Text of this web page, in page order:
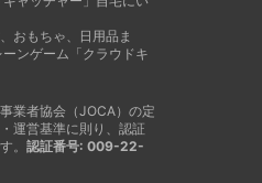
おもちゃ、日用品ま
ンゲーム「クラウドキ
業者協会（JOCA）の定
運営基準に則り、認証
。 認証番号: 009-22-